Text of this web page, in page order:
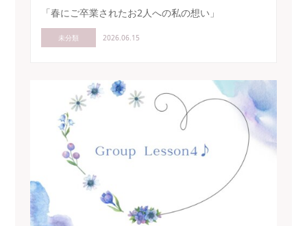
「春にご卒業されたお2人への私の想い」
未分類 2026.06.15